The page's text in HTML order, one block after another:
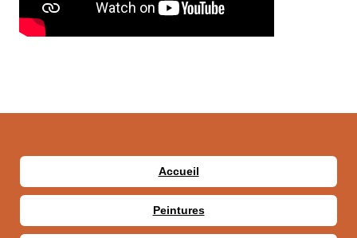
Accueil
Peintures